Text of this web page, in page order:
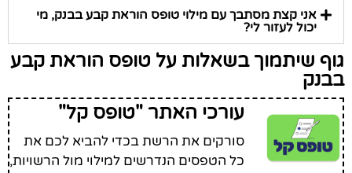
אני קצת מסתבך עם מילוי טופס הוראת קבע בבנק, מי
יכול לעזור לי?
גוף שיתמוך בשאלות על טופס הוראת קבע
בבנק
עורכי האתר "טופס קל"
סורקים את הרשת בכדי להביא לכם את
כל הטפסים הנדרשים למילוי מול הרשויות,